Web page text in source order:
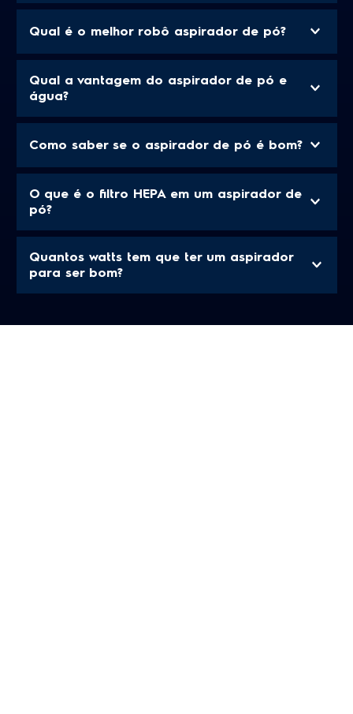
Qual é o melhor robô aspirador de pó?
Qual a vantagem do aspirador de pó e
água?
Como saber se o aspirador de pó é bom?
O que é o filtro HEPA em um aspirador de
pó?
Quantos watts tem que ter um aspirador
para ser bom?